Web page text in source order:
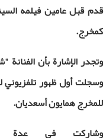
قدم قبل عامين فيلمه
كمخرج.
وتجدر ال
للمخرج همايون أسعديان.
وشاركت في عدة